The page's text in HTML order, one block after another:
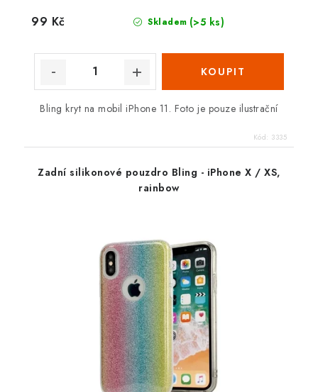
Skladem (>5 ks)
99 Kč
Bling kryt na mobil iPhone 11. Foto je pouze ilustrační
Kód: 3335
Zadní silikonové pouzdro Bling - iPhone X / XS,
rainbow